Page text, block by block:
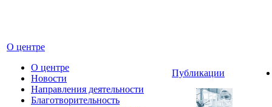
О центре
О центре
Новости
Направления деятельности
Благотворительность
Публикации